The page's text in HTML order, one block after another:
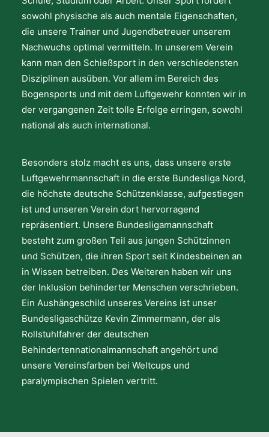
sowohl physische als auch mentale Eigenschaften,
die unsere Trainer und Jugendbetreuer unserem
Nachwuchs optimal vermitteln. In unserem Verein
kann man den Schießsport in den verschiedensten
Disziplinen ausüben. Vor allem im Bereich des
Bogensports und mit dem Luftgewehr konnten wir in
der vergangenen Zeit tolle Erfolge erringen, sowohl
national als auch international.
Besonders stolz macht es uns, dass unsere erste
Luftgewehrmannschaft in die erste Bundesliga Nord,
die höchste deutsche Schützenklasse, aufgestiegen
ist und unseren Verein dort hervorragend
repräsentiert. Unsere Bundesligamannschaft
besteht zum großen Teil aus jungen Schützinnen
und Schützen, die ihren Sport seit Kindesbeinen an
in Wissen betreiben. Des Weiteren haben wir uns
der Inklusion behinderter Menschen verschrieben.
Ein Aushängeschild unseres Vereins ist unser
Bundesligaschütze Kevin Zimmermann, der als
Rollstuhlfahrer der deutschen
Behindertennationalmannschaft angehört und
unsere Vereinsfarben bei Weltcups und
paralympischen Spielen vertritt.